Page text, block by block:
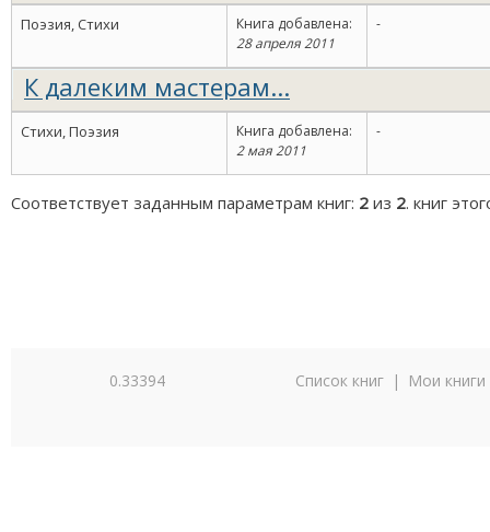
Поэзия, Стихи
Книга добавлена:
28 апреля 2011
-
К далеким мастерам...
Стихи, Поэзия
Книга добавлена:
2 мая 2011
-
Соответствует заданным параметрам книг: 2 из 2. книг
0.33394 Список книг | Мои книги